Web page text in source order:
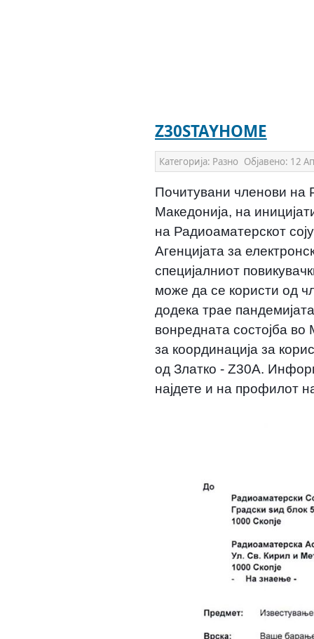
Z30STAYHOME
Категорија: Разно Објавено: 12
Почитувани членови на
Македонија, на
на Радиоаматерскот
Агенцијата за
специјалниот
може да се користи од
додека трае
вонредната состојба
за координација за
од Златко - Z30A.
најдете и на профилот